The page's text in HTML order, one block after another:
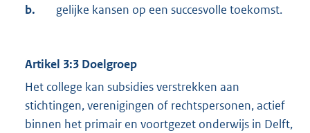
b. gelijke kansen op een succesvolle toekomst.
Artikel 3:3 Doelgroep
Het college kan subsidies verstrekken aan
stichtingen, verenigingen of rechtspersonen, actief
binnen het primair en voortgezet onderwijs in Delft,